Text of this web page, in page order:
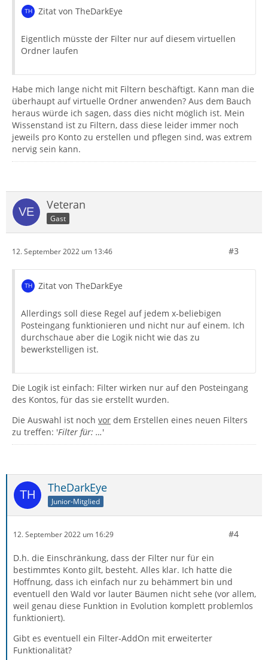
Zitat von TheDarkEye
Eigentlich müsste der Filter nur auf diesem virtuellen
Ordner laufen
Habe mich lange nicht mit Filtern beschäftigt. Kann man die
überhaupt auf virtuelle Ordner anwenden? Aus dem Bauch
heraus würde ich sagen, dass dies nicht möglich ist. Mein
Wissenstand ist zu Filtern, dass diese leider immer noch
jeweils pro Konto zu erstellen und pflegen sind, was extrem
nervig sein kann.
Veteran
Gast
12. September 2022 um 13:46 #3
Zitat von TheDarkEye
Allerdings soll diese Regel auf jedem x-beliebigen
Posteingang funktionieren und nicht nur auf einem. Ich
durchschaue aber die Logik nicht wie das zu
bewerkstelligen ist.
Die Logik ist einfach: Filter wirken nur auf den Posteingang
des Kontos, für das sie erstellt wurden.
Die Auswahl ist noch vor dem Erstellen eines neuen Filters
zu treffen: 'Filter für: …'
TheDarkEye
Junior-Mitglied
12. September 2022 um 16:29 #4
D.h. die Einschränkung, dass der Filter nur für ein
bestimmtes Konto gilt, besteht. Alles klar. Ich hatte die
Hoffnung, dass ich einfach nur zu behämmert bin und
eventuell den Wald vor lauter Bäumen nicht sehe (vor allem,
weil genau diese Funktion in Evolution komplett problemlos
funktioniert).
Gibt es eventuell ein Filter-AddOn mit erweiterter
Funktionalität?